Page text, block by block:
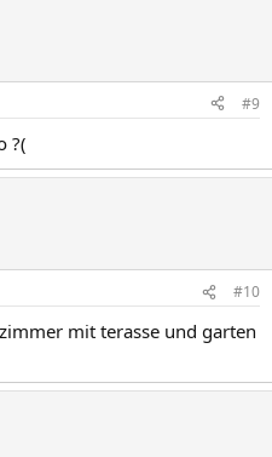
#9
?(
#10
mit terasse und garten